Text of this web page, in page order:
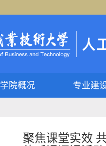
学院概况 专业建
聚焦课堂实效